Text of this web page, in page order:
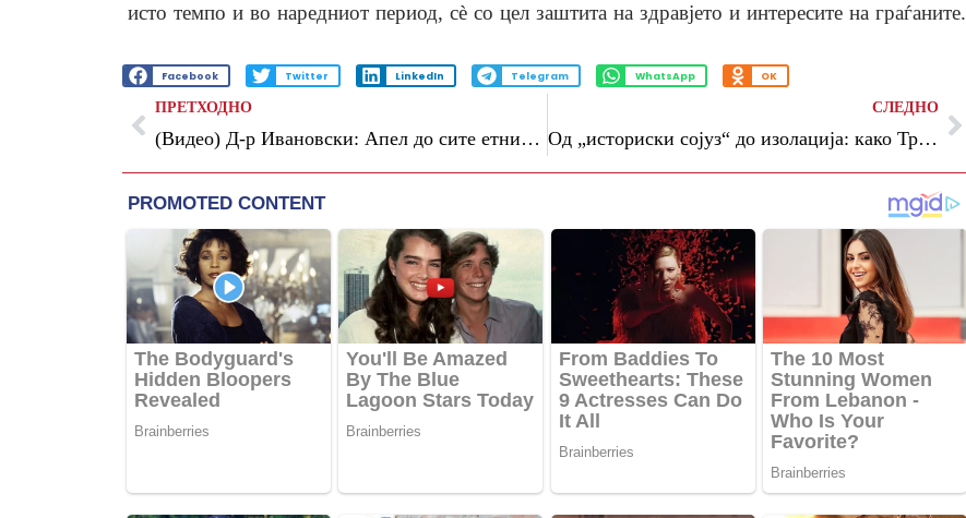
исто темпо и во наредниот период, сè со цел заштита на здравјето и интересите на граѓаните.
Facebook Twitter LinkedIn Telegram WhatsApp OK
ПРЕТХОДНО
(Видео) Д-р Ивановски: Апел до сите етнички заедници – во моментите кога се губи својот најблизок да се донесе одлука да се даруваат органите и да се продолжи нечиј живот
СЛЕДНО
Од „историски сојуз“ до изолација: како Трамп го остави Нетанјаху по страна во преговорите со Иран